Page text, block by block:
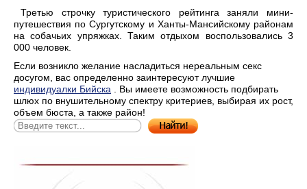
Третью строчку туристического рейтинга заняли мини-
путешествия по Сургутскому и Ханты-Мансийскому районам
на собачьих упряжках. Таким отдыхом воспользовались 3
000 человек.
Если возникло желание насладиться нереальным секс
досугом, вас определенно заинтересуют лучшие
индивидуалки Бийска . Вы имеете возможность подбирать
шлюх по внушительному спектру критериев, выбирая их рост,
объем бюста, а также район!